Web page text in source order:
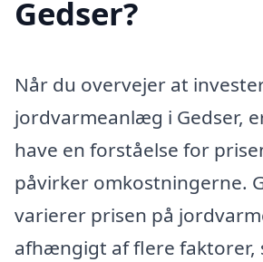
Gedser?
Når du overvejer at
jordvarmeanlæg i Gedser,
have en forståelse for
påvirker omkostningerne.
varierer prisen på
afhængigt af flere faktorer,